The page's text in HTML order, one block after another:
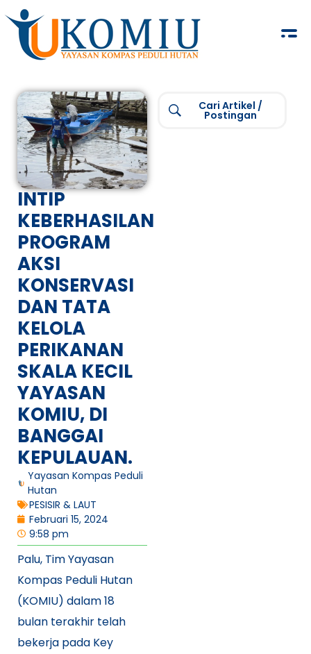
INTIP
KEBERHASILAN
PROGRAM
AKSI
KONSERVASI
DAN TATA
KELOLA
PERIKANAN
SKALA KECIL
YAYASAN
KOMIU, DI
BANGGAI
KEPULAUAN.
Yayasan Kompas Peduli
Hutan
PESISIR & LAUT
Februari 15, 2024
9:58 pm
Palu, Tim Yayasan
Kompas Peduli Hutan
(KOMIU) dalam 18
bulan terakhir telah
bekerja pada Key
Cari Artikel /
Postingan